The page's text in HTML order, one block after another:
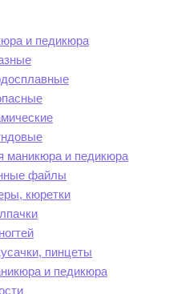
и педикюра
маникюра и педикюра
файлы
кюретки
пинцеты
и педикюра